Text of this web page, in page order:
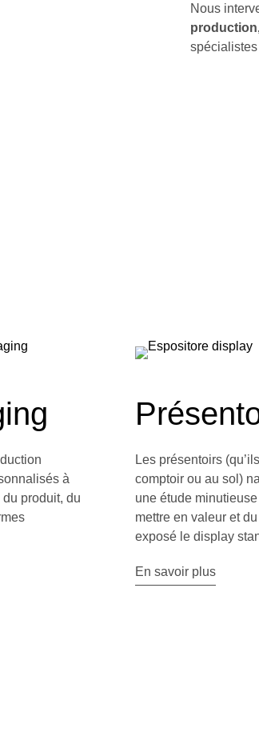
Nous
spécialistes
à
du produit, du
Les présentoirs
comptoir ou au sol)
une étude
mettre en valeur et
exposé le display
En savoir plus